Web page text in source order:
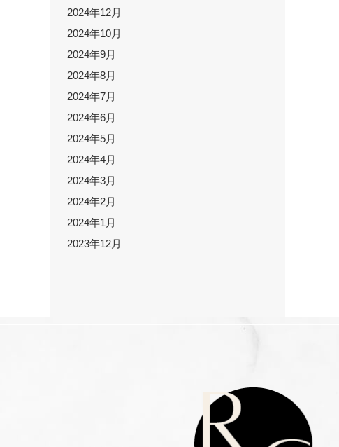
2024年12月
2024年10月
2024年9月
2024年8月
2024年7月
2024年6月
2024年5月
2024年4月
2024年3月
2024年2月
2024年1月
2023年12月